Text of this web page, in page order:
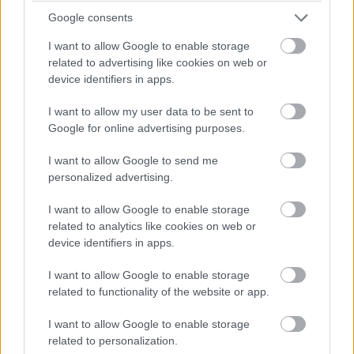
Google consents
I want to allow Google to enable storage
related to advertising like cookies on web or
device identifiers in apps.
I want to allow my user data to be sent to
Google for online advertising purposes.
I want to allow Google to send me
personalized advertising.
I want to allow Google to enable storage
related to analytics like cookies on web or
device identifiers in apps.
I want to allow Google to enable storage
related to functionality of the website or app.
I want to allow Google to enable storage
related to personalization.
ÉS ITT AZ ÚJABB DRÁMA! Keating stop&go
büntetést kap, mert kipörgette a kerekét a bokszban! A
csapatvezető bakija a Le Mans-i kategóriagyőzelembe
kerülhet!
Negyven másodperc! Óriási tempóban közelít
Bergmeister, de a Keating következő, egyben utolsó kiállása
után valószínűleg beül majd a kétszeres Porsche Szuperkupa-,
illetve egyszeres Le Mans-i kategóriagyőztes Jeroen
Bleekemolen.
Az éllovas Signatechbe visszaült Pierre Thiriet. Azóta
már el is telt a hiányzó hét másodperce... A francia úrvezető
(azok közül viszont az egyik legjobb) a Le Mans-győzelem és
a vb-cím felé viszi a #36-os autót, de egy hibával mindkettőt
elbukhatják.